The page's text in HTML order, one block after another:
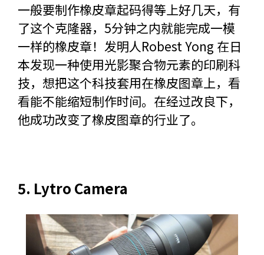
一般要制作橡皮章起码得等上好几天，有
了这个克隆器，5分钟之内就能完成一模
一样的橡皮章！发明人Robest Yong 在日
本发现一种使用光影聚合物元素的印刷科
技，想把这个科技套用在橡皮图章上，看
看能不能缩短制作时间。在经过改良下，
他成功改变了橡皮图章的行业了。
5. Lytro Camera